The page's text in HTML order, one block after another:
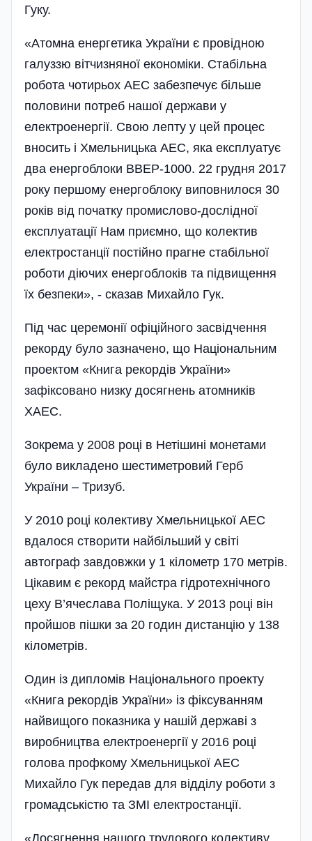
Гуку.
«Атомна енергетика України є провідною
галуззю вітчизняної економіки. Стабільна
робота чотирьох АЕС забезпечує більше
половини потреб нашої держави у
електроенергії. Свою лепту у цей процес
вносить і Хмельницька АЕС, яка експлуатує
два енергоблоки ВВЕР-1000. 22 грудня 2017
року першому енергоблоку виповнилося 30
років від початку промислово-дослідної
експлуатації Нам приємно, що колектив
електростанції постійно прагне стабільної
роботи діючих енергоблоків та підвищення
їх безпеки», - сказав Михайло Гук.
Під час церемонії офіційного засвідчення
рекорду було зазначено, що Національним
проектом «Книга рекордів України»
зафіксовано низку досягнень атомників
ХАЕС.
Зокрема у 2008 році в Нетішині монетами
було викладено шестиметровий Герб
України – Тризуб.
У 2010 році колективу Хмельницької АЕС
вдалося створити найбільший у світі
автограф завдовжки у 1 кілометр 170 метрів.
Цікавим є рекорд майстра гідротехнічного
цеху В’ячеслава Поліщука. У 2013 році він
пройшов пішки за 20 годин дистанцію у 138
кілометрів.
Один із дипломів Національного проекту
«Книга рекордів України» із фіксуванням
найвищого показника у нашій державі з
виробництва електроенергії у 2016 році
голова профкому Хмельницької АЕС
Михайло Гук передав для відділу роботи з
громадськістю та ЗМІ електростанції.